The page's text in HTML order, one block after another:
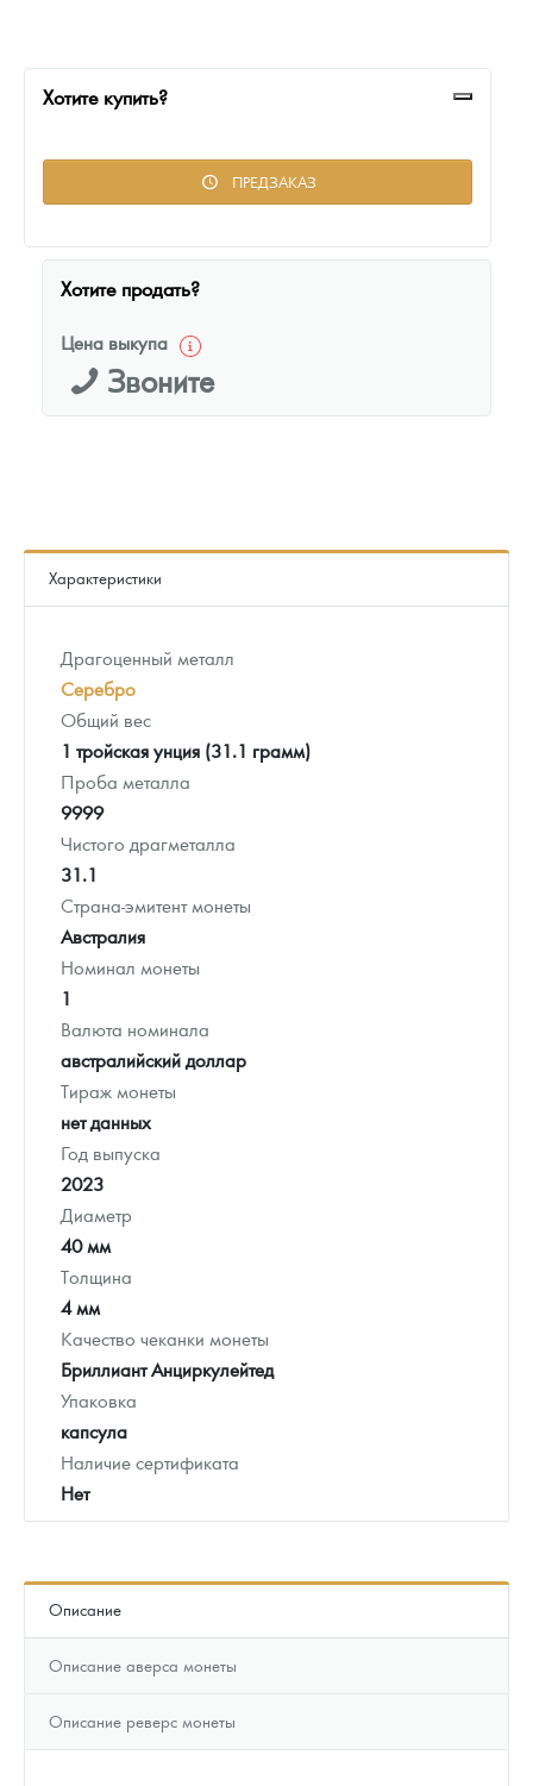
Наборы подарочных и коллекционных монет
Монеты и жетоны из недрагоценных металлов
Хотите купить?
ПРЕДЗАКАЗ
Хотите продать?
Цена выкупа
Звоните
Характеристики
Драгоценный металл
Серебро
Общий вес
1 тройская унция (31.1 грамм)
Проба металла
9999
Чистого драгметалла
31.1
Страна-эмитент монеты
Австралия
Номинал монеты
1
Валюта номинала
австралийский доллар
Тираж монеты
нет данных
Год выпуска
2023
Диаметр
40 мм
Толщина
4 мм
Качество чеканки монеты
Бриллиант Анциркулейтед
Упаковка
капсула
Наличие сертификата
Нет
Описание
Описание аверса монеты
Описание реверс монеты